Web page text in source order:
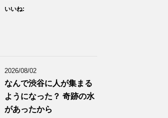
いいね:
2026/08/02
なんで渋谷に人が集まる
ようになった？ 奇跡の水
があったから